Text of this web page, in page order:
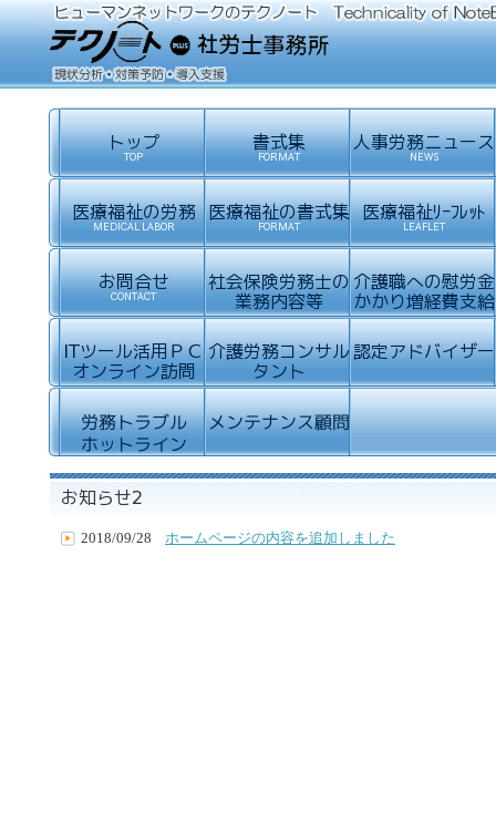
2018/09/28 ホームページの内容を追加しました